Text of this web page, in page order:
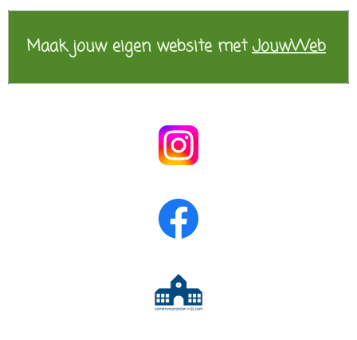
Maak jouw eigen website metJouwWeb